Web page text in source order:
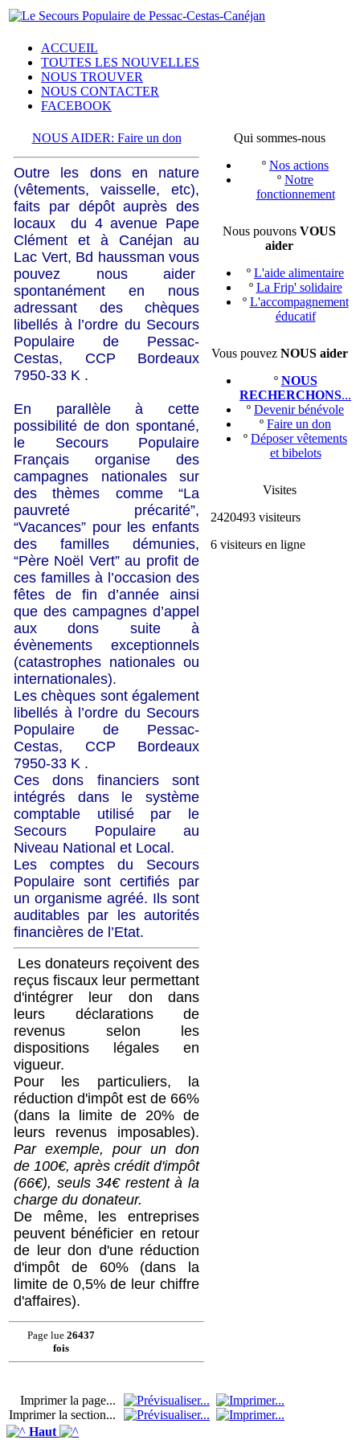
ACCUEIL
TOUTES LES NOUVELLES
NOUS TROUVER
NOUS CONTACTER
FACEBOOK
NOUS AIDER: Faire un don
Outre les dons en nature
(vêtements, vaisselle, etc),
faits par dépôt auprès des
locaux du 4 avenue Pape
Clément et à Canéjan au
Lac Vert, Bd haussman vous
pouvez nous aider
spontanément en nous
adressant des chèques
libellés à l’ordre du Secours
Populaire de Pessac-
Cestas, CCP Bordeaux
7950-33 K .
En parallèle à cette
possibilité de don spontané,
le Secours Populaire
Français organise des
campagnes nationales sur
des thèmes comme “La
pauvreté précarité”,
“Vacances” pour les enfants
des familles démunies,
“Père Noël Vert” au profit de
ces familles à l’occasion des
fêtes de fin d’année ainsi
que des campagnes d’appel
aux dons suite à
évènements exceptionnels
(catastrophes nationales ou
internationales).
Les chèques sont également
libellés à l’ordre du Secours
Populaire de Pessac-
Cestas, CCP Bordeaux
7950-33 K .
Ces dons financiers sont
intégrés dans le système
comptable utilisé par le
Secours Populaire au
Niveau National et Local.
Les comptes du Secours
Populaire sont certifiés par
un organisme agréé. Ils sont
auditables par les autorités
financières de l’Etat.
Les donateurs reçoivent des
reçus fiscaux leur permettant
d'intégrer leur don dans
leurs déclarations de
revenus selon les
dispositions légales en
vigueur.
Pour les particuliers, la
réduction d'impôt est de 66%
(dans la limite de 20% de
leurs revenus imposables).
Par exemple, pour un don
de 100€, après crédit d'impôt
(66€), seuls 34€ restent à la
charge du donateur.
De même, les entreprises
peuvent bénéficier en retour
de leur don d'une réduction
d'impôt de 60% (dans la
limite de 0,5% de leur chiffre
d'affaires).
Page lue26437
fois
Qui sommes-nous
º Nos actions
º Notre
fonctionnement
Nous pouvons VOUS
aider
º L'aide alimentaire
º La Frip' solidaire
º L'accompagnement
éducatif
Vous pouvez NOUS aider
º NOUS
RECHERCHONS...
º Devenir bénévole
º Faire un don
º Déposer vêtements
et bibelots
Visites
2420493 visiteurs
6 visiteurs en ligne
Imprimer la page...
Imprimer la section...
Haut